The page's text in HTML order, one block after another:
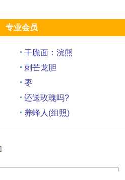
专业会员
干脆面：浣熊
刺芒龙胆
枣
还送玫瑰吗?
养蜂人(组照)
红白锦鲤
]